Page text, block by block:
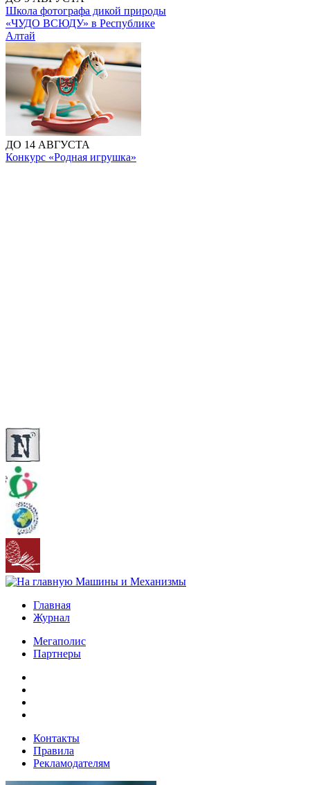
Школа фотографа дикой природы
«ЧУДО ВСЮДУ» в Республике
Алтай
ДО 14 АВГУСТА
Конкурс «Родная игрушка»
Главная
Журнал
Мегаполис
Партнеры
Контакты
Правила
Рекламодателям